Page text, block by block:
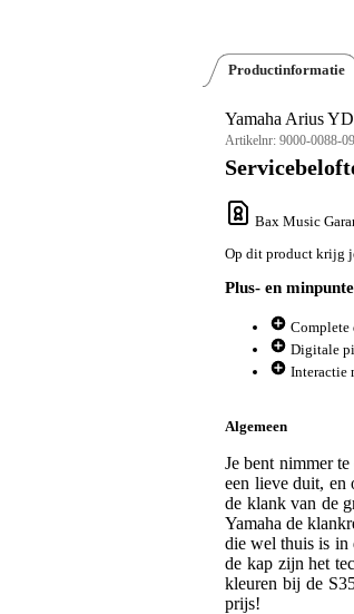
Productinformatie
Yamaha Arius
Artikelnr: 9000-0088-
Bax Music
Op dit product krijg
Plus- en
Complete
Digitale
Interactie
Algemeen
Je bent nimmer
een lieve duit, en
de klank van de
Yamaha de
die wel thuis is in
de kap zijn het
kleuren bij de
prijs!